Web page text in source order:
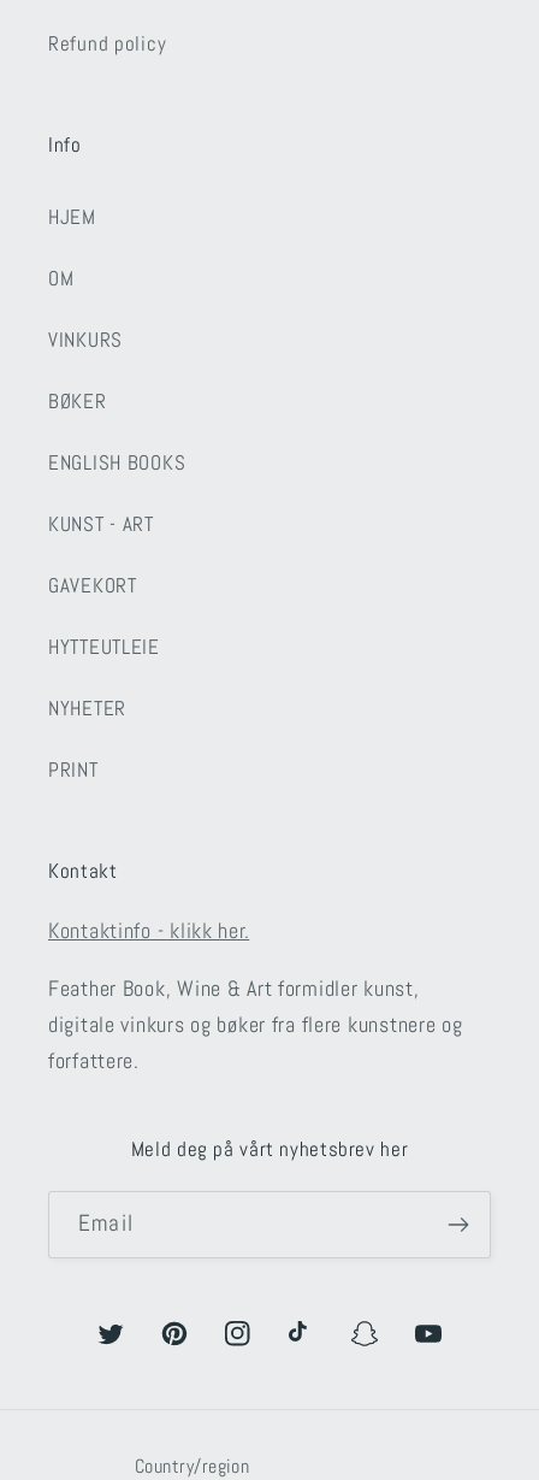
Refund policy
Info
HJEM
OM
VINKURS
BØKER
ENGLISH BOOKS
KUNST - ART
GAVEKORT
HYTTEUTLEIE
NYHETER
PRINT
Kontakt
Kontaktinfo - klikk her.
Feather Book, Wine & Art formidler kunst,
digitale vinkurs og bøker fra flere kunstnere og
forfattere.
Meld deg på vårt nyhetsbrev her
Email
Twitter PinterestInstagramTikTok SnapchatYouTube
Country/region